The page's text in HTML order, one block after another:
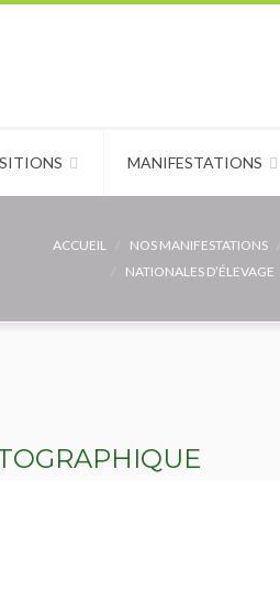
MANIFESTATIONS
ACCUEIL NOS MANIFESTATIONS
NATIONALES D’ÉLEVAGE